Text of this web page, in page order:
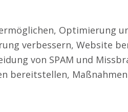
Optimierung
verbessern, Website
von SPAM und
bereitstellen,